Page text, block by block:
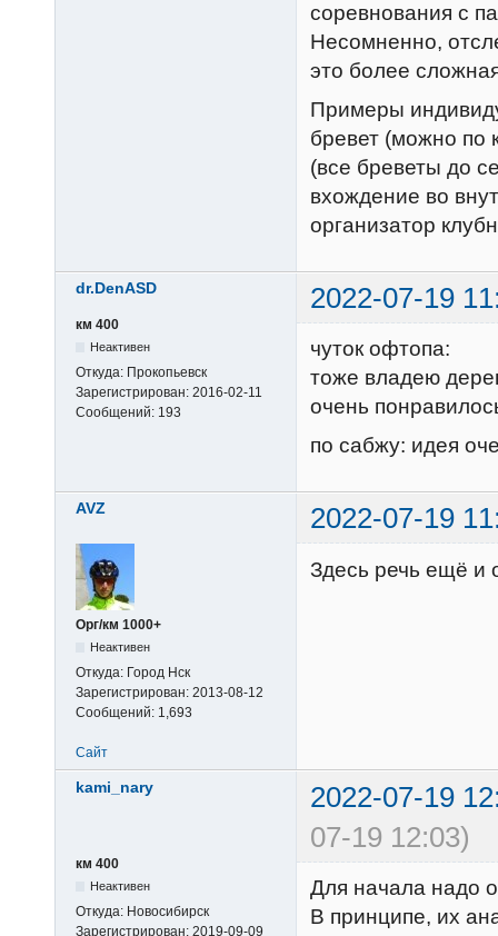
соревнования с
Несомненно,
это более
Примеры
бревет (можно по
(все бреветы до
вхождение во
организатор
dr.DenASD 2022-07-19
км 400
Неактивен
Откуда: Прокопьевск
Зарегистрирован: 2016-02-11
Сообщений: 193
чуток офтопа:
тоже владею
очень
по сабжу: идея
AVZ 2022-07-19
Орг/км 1000+
Неактивен
Откуда: Город Нск
Зарегистрирован: 2013-08-12
Сообщений: 1,693
Здесь речь ещё и
Сайт
kami_nary
2022-07-19
07-19 12:03)
км 400
Неактивен
Откуда: Новосибирск
Зарегистрирован: 2019-09-09
Для начала надо
В принципе, их